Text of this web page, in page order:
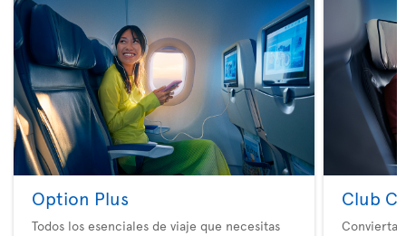
Option Plus
Todos los esenciales de viaje que necesitas
Club
Convierta